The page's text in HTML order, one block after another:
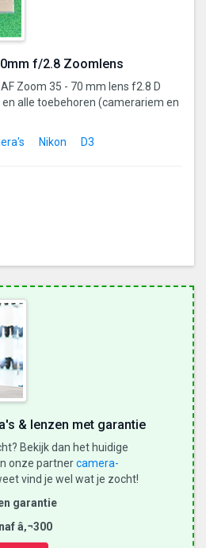
f/2.8 Zoomlens
Zoom 35 - 70 mm lens f2.8 D
alle toebehoren (camerariem en
Nikon D3
& lenzen met garantie
Bekijk dan het huidige
onze partnercamera-
vind je wel wat je zocht!
garantie
â‚¬300